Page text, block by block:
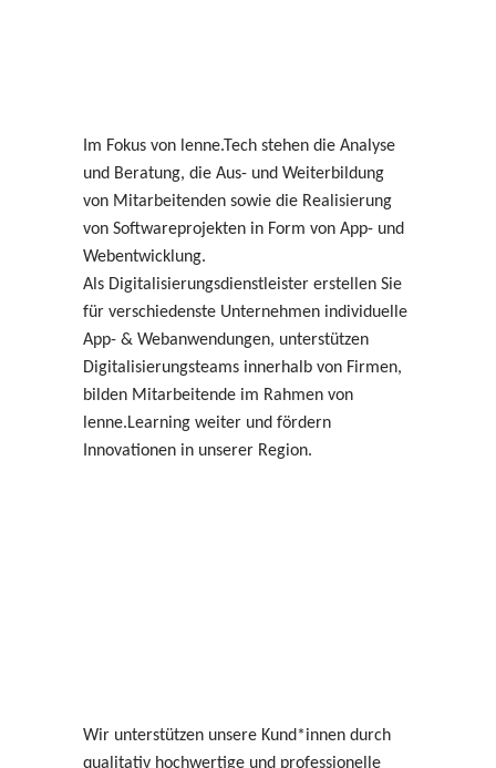
Im Fokus von lenne.Tech stehen die Analyse
und Beratung, die Aus- und Weiterbildung
von Mitarbeitenden sowie die Realisierung
von Softwareprojekten in Form von App- und
Webentwicklung.
Als Digitalisierungsdienstleister erstellen Sie
für verschiedenste Unternehmen individuelle
App- & Webanwendungen, unterstützen
Digitalisierungsteams innerhalb von Firmen,
bilden Mitarbeitende im Rahmen von
lenne.Learning weiter und fördern
Innovationen in unserer Region.
Wir unterstützen unsere Kund*innen durch
qualitativ hochwertige und professionelle